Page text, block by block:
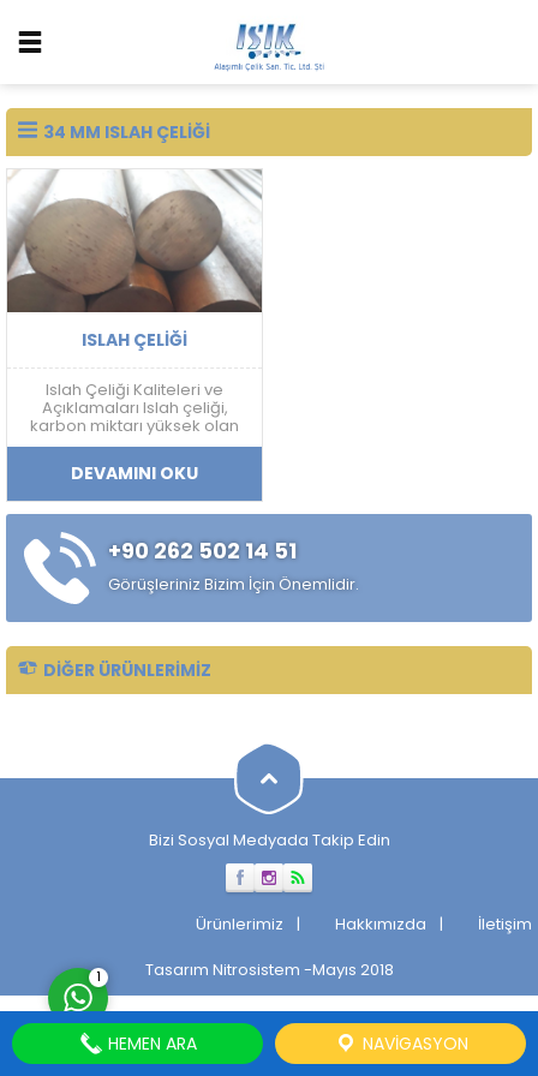
34 MM ISLAH ÇELIĞI
ISLAH ÇELIĞI
Islah Çeliği Kaliteleri ve
Açıklamaları Islah çeliği,
karbon miktarı yüksek olan
ve sertleştirme işlemine
uygun olan çeliklerdir. Islah
çeliği, farklı alaşım
elementleri ile birleştirilerek
çeşitli kalitelerde üretilir. Bu
kaliteler, çeliklerin mekanik
özelliklerini, sertlik derinliğini,
korozyon direncini ve kaynak
kabiliyetini etkiler....
DEVAMINI OKU
+90 262 502 14 51
Görüşleriniz Bizim İçin Önemlidir.
DIĞER ÜRÜNLERIMIZ
Bizi Sosyal Medyada Takip Edin
Ürünlerimiz Hakkımızda
İletişim
Tasarım Nitrosistem -Mayıs 2018
Cevap Yaz
1
HEMEN ARA NAVIGASYON